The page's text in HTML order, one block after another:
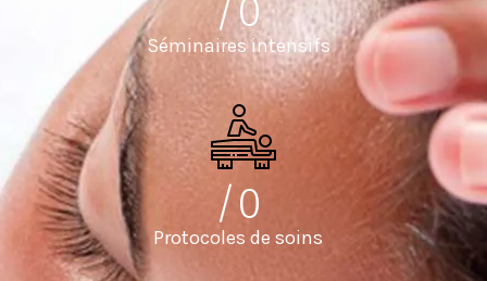
Séminaires intensifs
/0
Protocoles de soins
/0